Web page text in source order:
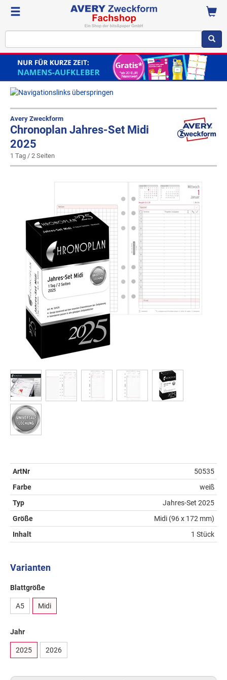
Avery Zweckform
Chronoplan Jahres-Set Midi
2025
1 Tag / 2 Seiten
ArtNr
50535
Farbe
weiß
Typ
Jahres-Set 2025
Größe
Midi (96 x 172 mm)
Inhalt
1 Stück
Varianten
Blattgröße
A5 Midi
Jahr
2025 2026